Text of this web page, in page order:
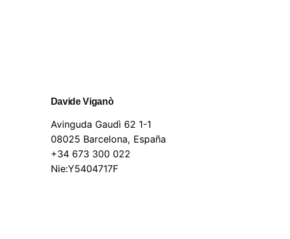
Davide Viganò
Avinguda Gaudì 62 1-1
08025 Barcelona, España
+34 673 300 022
Nie:Y5404717F